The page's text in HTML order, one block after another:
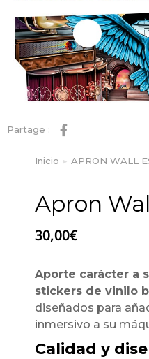
Partage :
Estás aquí:
Inicio APRON WALL
Apron
30,00€
Aporte carácter a
stickers de vinilo
diseñados para
inmersivo a su
Calidad y